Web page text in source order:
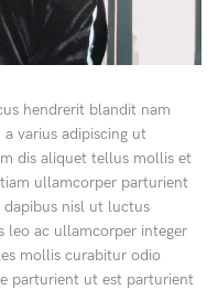
hendrerit blandit nam
varius adipiscing ut
dis aliquet tellus mollis et
ullamcorper parturient
nisl ut luctus
leo ac ullamcorper integer
mollis curabitur odio
parturient ut est parturient